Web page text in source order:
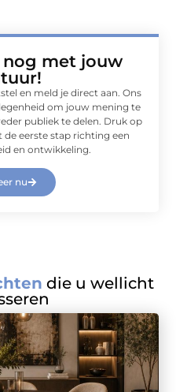
met jouw
en meld je direct aan. Ons
om jouw mening te
publiek te delen. Druk op
de eerste stap richting een
en ontwikkeling.
nu
die u wellicht